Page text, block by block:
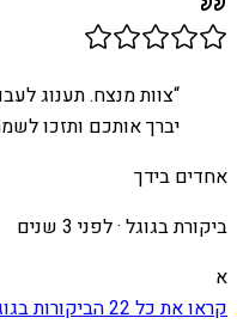
“צוות מנצח. תענוג
יברך אותכם ותזכו
אחדים בידך
ביקורת בגוגל ·לפני 3 שנים
א
קראו את כל 22הביקורות